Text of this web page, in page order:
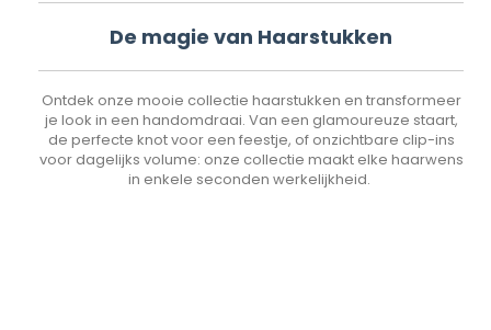
De magie van Haarstukken
Ontdek onze mooie collectie haarstukken en transformeer
je look in een handomdraai. Van een glamoureuze staart,
de perfecte knot voor een feestje, of onzichtbare clip-ins
voor dagelijks volume: onze collectie maakt elke haarwens
in enkele seconden werkelijkheid.